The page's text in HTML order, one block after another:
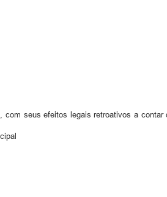
seus efeitos legais retroativos a